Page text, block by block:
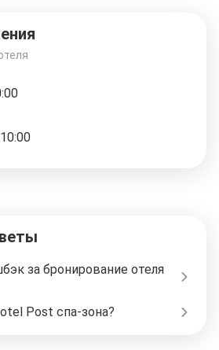
за бронирование отеля
Post спа-зона?